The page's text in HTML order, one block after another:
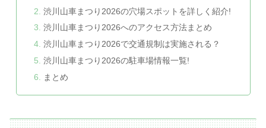
渋川山車まつり2026の穴場スポットを詳しく紹介!
渋川山車まつり2026へのアクセス方法まとめ
渋川山車まつり2026で交通規制は実施される？
渋川山車まつり2026の駐車場情報一覧!
まとめ